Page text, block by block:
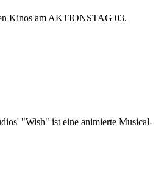
Kinos am AKTIONSTAG 03.
"Wish" ist eine animierte Musical-